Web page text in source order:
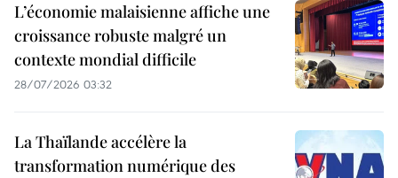
L’économie malaisienne affiche une
croissance robuste malgré un
contexte mondial difficile
28/07/2026 03:32
La Thaïlande accélère la
transformation numérique des